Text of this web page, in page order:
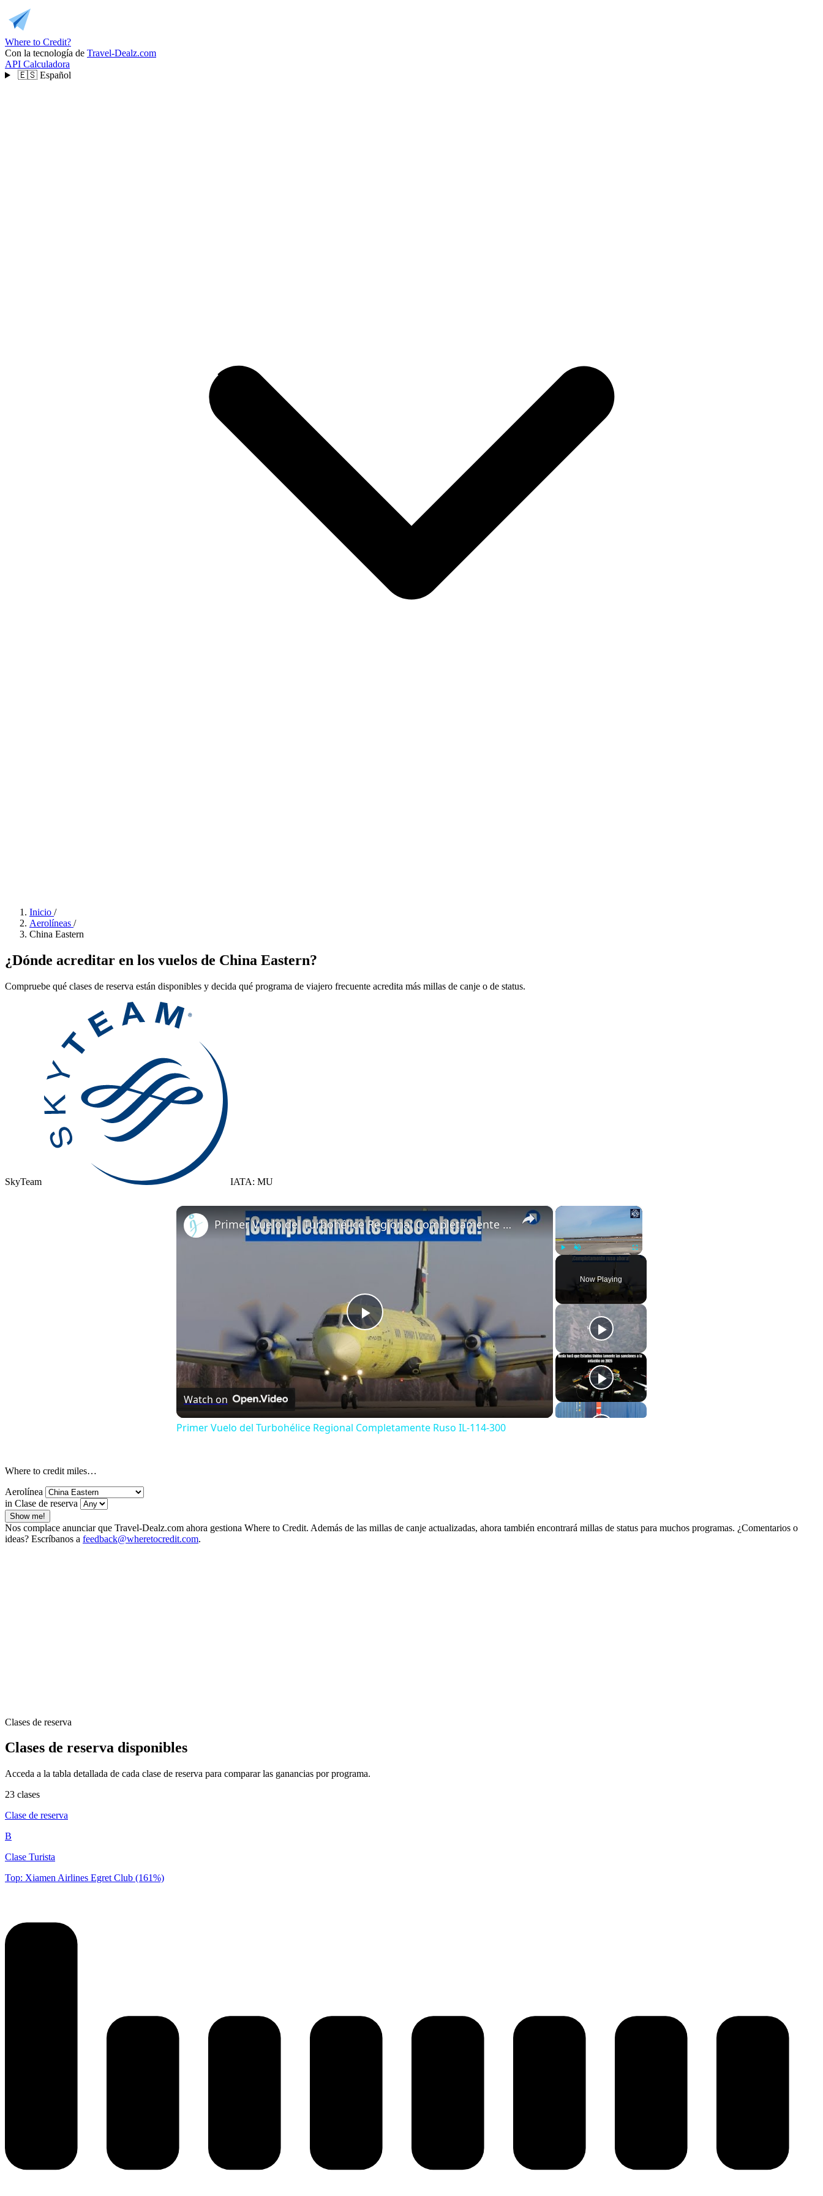
Where to Credit?
Con la tecnología de Travel-Dealz.com
API Calculadora
🇪🇸 Español
Inicio /
Aerolíneas /
China Eastern
¿Dónde acreditar en los vuelos de China Eastern?
Compruebe qué clases de reserva están disponibles y decida qué programa de viajero frecuente acredita más millas de canje o de status.
SkyTeam IATA: MU
×
Unmute Fullscreen
Now Playing
×
Play
Video
Primer Vuelo del Turbohélice Regional Completamente Ruso IL-114-300
Watch on
Primer Vuelo del Turbohélice Regional Completamente Ruso IL-114-300
Where to credit miles…
Aerolínea
in Clase de reserva
Show me!
Nos complace anunciar que Travel-Dealz.com ahora gestiona Where to Credit. Además de las millas de canje actualizadas, ahora también encontrará millas de status para muchos programas. ¿Comentarios o
ideas? Escríbanos a feedback@wheretocredit.com.
Clases de reserva
Clases de reserva disponibles
Acceda a la tabla detallada de cada clase de reserva para comparar las ganancias por programa.
23 clases
Clase de reserva
B
Clase Turista
Top: Xiamen Airlines Egret Club (161%)